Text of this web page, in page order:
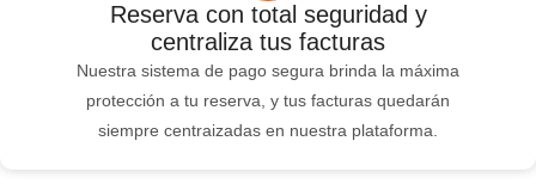
Reserva con total seguridad y
centraliza tus facturas
Nuestra sistema de pago segura brinda la máxima
protección a tu reserva, y tus facturas quedarán
siempre centraizadas en nuestra plataforma.